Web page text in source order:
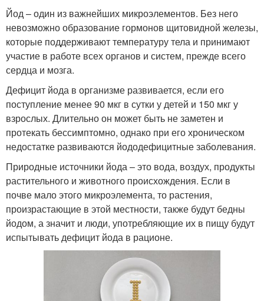
Йод – один из важнейших микроэлементов. Без него
невозможно образование гормонов щитовидной железы,
которые поддерживают температуру тела и принимают
участие в работе всех органов и систем, прежде всего
сердца и мозга.
Дефицит йода в организме развивается, если его
поступление менее 90 мкг в сутки у детей и 150 мкг у
взрослых. Длительно он может быть не заметен и
протекать бессимптомно, однако при его хроническом
недостатке развиваются йододефицитные заболевания.
Природные источники йода – это вода, воздух, продукты
растительного и животного происхождения. Если в
почве мало этого микроэлемента, то растения,
произрастающие в этой местности, также будут бедны
йодом, а значит и люди, употребляющие их в пищу будут
испытывать дефицит йода в рационе.